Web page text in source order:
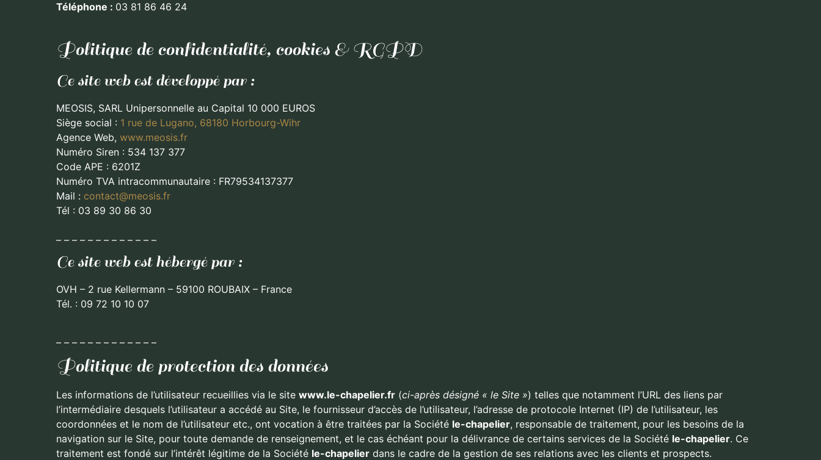
Téléphone : 03 81 86 46 24
Politique de confidentialité, cookies & RGPD
Ce site web est développé par :
MEOSIS, SARL Unipersonnelle au Capital 10 000 EUROS
Siège social : 1 rue de Lugano, 68180 Horbourg-Wihr
Agence Web, www.meosis.fr
Numéro Siren : 534 137 377
Code APE : 6201Z
Numéro TVA intracommunautaire : FR79534137377
Mail : contact@meosis.fr
Tél : 03 89 30 86 30
– – – – – – – – – – – – –
Ce site web est hébergé par :
OVH – 2 rue Kellermann – 59100 ROUBAIX – France
Tél. : 09 72 10 10 07
– – – – – – – – – – – – –
Politique de protection des données
Les informations de l’utilisateur recueillies via le site www.le-chapelier.fr (ci-après désigné « le Site ») telles que notamment l’URL des liens par
l’intermédiaire desquels l’utilisateur a accédé au Site, le fournisseur d’accès de l’utilisateur, l’adresse de protocole Internet (IP) de l’utilisateur, les
coordonnées et le nom de l’utilisateur etc., ont vocation à être traitées par la Société le-chapelier, responsable de traitement, pour les besoins de la
navigation sur le Site, pour toute demande de renseignement, et le cas échéant pour la délivrance de certains services de la Société le-chapelier. Ce
traitement est fondé sur l’intérêt légitime de la Société le-chapelier dans le cadre de la gestion de ses relations avec les clients et prospects.